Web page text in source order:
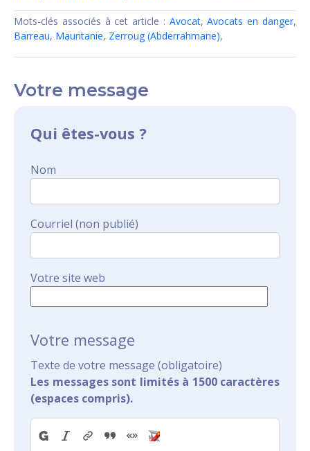
Mots-clés associés à cet article : Avocat,Avocats en danger,
Barreau, Mauritanie, Zerroug (Abderrahmane),
Votre message
Qui êtes-vous ?
Nom
Courriel (non publié)
Votre site web
Votre message
Texte de votre message (obligatoire)
Les messages sont limités à 1500 caractères
(espaces compris).